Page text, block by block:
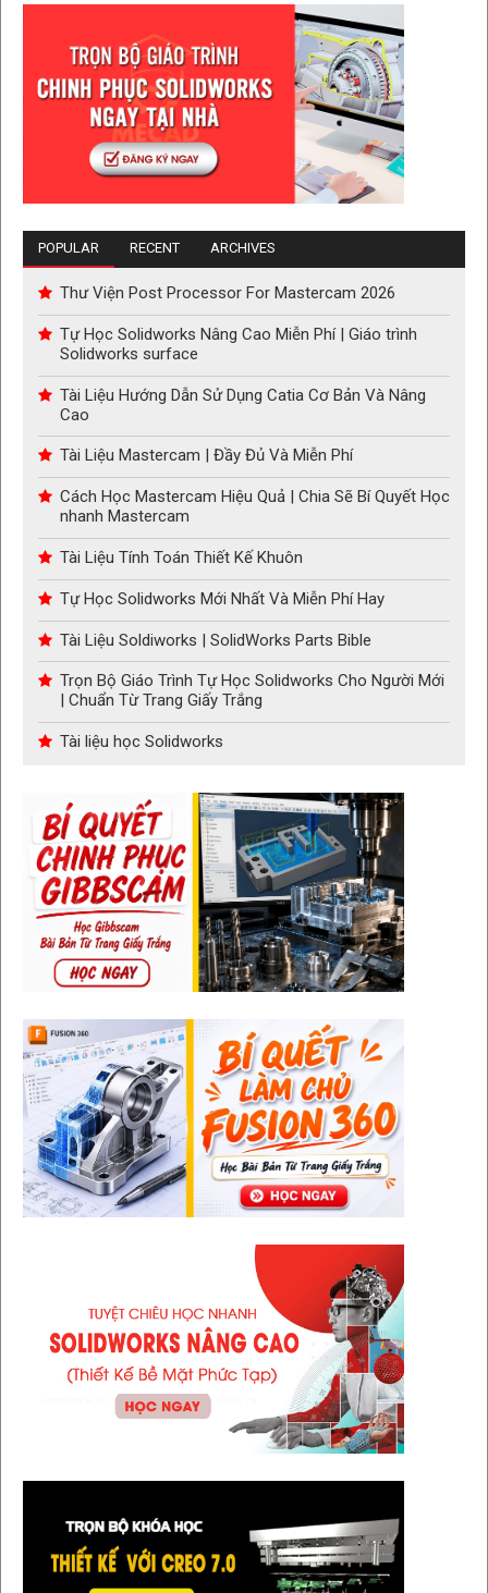
POPULAR RECENT ARCHIVES
Thư Viện Post Processor For Mastercam 2026
Tự Học Solidworks Nâng Cao Miễn Phí | Giáo trình
Solidworks surface
Tài Liệu Hướng Dẫn Sử Dụng Catia Cơ Bản Và Nâng
Cao
Tài Liệu Mastercam | Đầy Đủ Và Miễn Phí
Cách Học Mastercam Hiệu Quả | Chia Sẽ Bí Quyết Học
nhanh Mastercam
Tài Liệu Tính Toán Thiết Kế Khuôn
Tự Học Solidworks Mới Nhất Và Miễn Phí Hay
Tài Liệu Soldiworks | SolidWorks Parts Bible
Trọn Bộ Giáo Trình Tự Học Solidworks Cho Người Mới
| Chuẩn Từ Trang Giấy Trắng
Tài liệu học Solidworks